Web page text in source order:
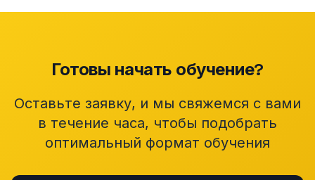
Готовы начать обучение?
Оставьте заявку, и мы свяжемся с вами
в течение часа, чтобы подобрать
оптимальный формат обучения